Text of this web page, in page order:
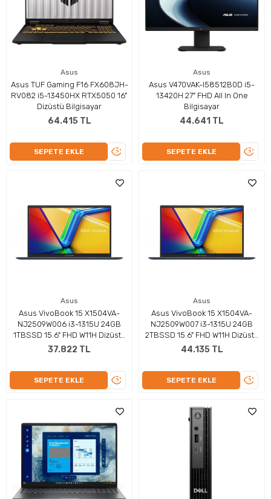
Asus
Asus TUF Gaming F16 FX608JH-
RV082 i5-13450HX RTX5050 16"
Dizüstü Bilgisayar
64.415 TL
SEPETE EKLE
ÜRÜNÜ
Asus
Asus V470VAK-I58512B0D i5-
13420H 27" FHD All In One
Bilgisayar
44.641 TL
SEPETE EKLE
Asus
Asus VivoBook 15 X1504VA-
NJ2509W006 i3-1315U 24GB
1TBSSD 15.6" FHD W11H Dizüstü
Bilgisayar
37.822 TL
SEPETE EKLE
ÜRÜNÜ
Asus
Asus VivoBook 15 X1504VA-
NJ2509W007 i3-1315U 24GB
2TBSSD 15.6" FHD W11H Dizüstü
Bilgisayar
44.135 TL
SEPETE EKLE